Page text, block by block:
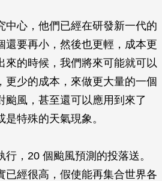
中心，他們已經在研發新一代的
還要再小，然後也更輕，成本更
來的時候，我們將來可能就可以
更少的成本，來做更大量的一個
颱風，甚至還可以應用到來了
特殊的天氣現象。
行，20 個颱風預測的投落送。
已經很高，假使能再集合世界各